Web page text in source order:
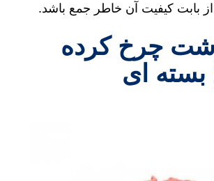
بابت کیفیت آن خاطر جمع باشد.
چرخ کرده
ای